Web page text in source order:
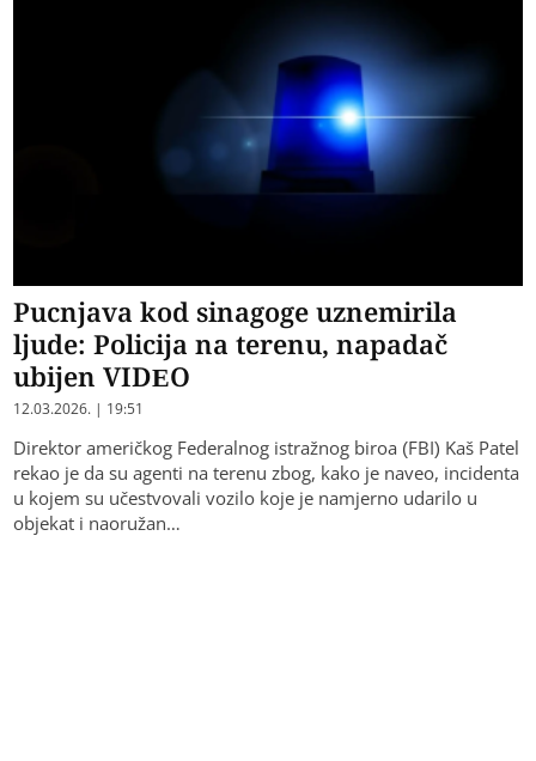
Pucnjava kod sinagoge uznemirila
ljude: Policija na terenu, napadač
ubijen VIDEO
12.03.2026. | 19:51
Direktor američkog Federalnog istražnog biroa (FBI) Kaš Patel
rekao je da su agenti na terenu zbog, kako je naveo, incidenta
u kojem su učestvovali vozilo koje je namjerno udarilo u
objekat i naoružan…